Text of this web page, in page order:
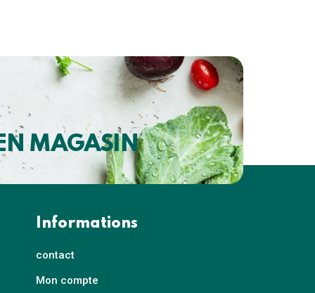
MAGASIN
Informations
contact
Mon compte